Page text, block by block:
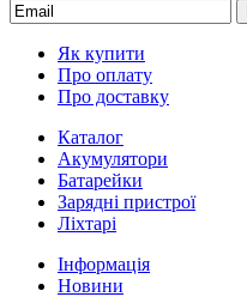
Як купити
Про оплату
Про доставку
Каталог
Акумулятори
Батарейки
Зарядні пристрої
Ліхтарі
Інформація
Новини